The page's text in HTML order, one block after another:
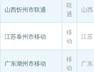
山西忻州市联通
联
通
山西
江苏泰州市移动
移
动
江苏
广东潮州市移动
移
动
广东